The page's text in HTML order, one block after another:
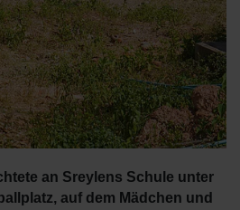
an Sreylens Schule unter
auf dem Mädchen und